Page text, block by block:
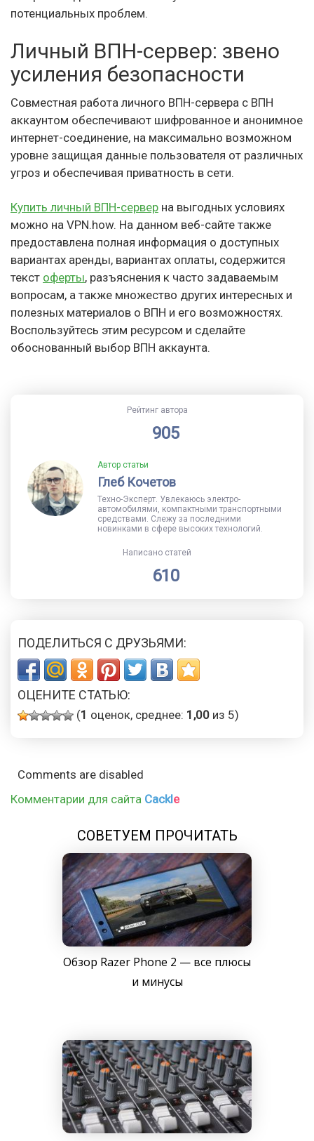
потенциальных проблем.
Личный ВПН-сервер: звено
усиления безопасности
Совместная работа личного ВПН-сервера с ВПН
аккаунтом обеспечивают шифрованное и анонимное
интернет-соединение, на максимально возможном
уровне защищая данные пользователя от различных
угроз и обеспечивая приватность в сети.
Купить личный ВПН-сервер на выгодных условиях
можно на VPN.how. На данном веб-сайте также
предоставлена полная информация о доступных
вариантах аренды, вариантах оплаты, содержится
текст оферты, разъяснения к часто задаваемым
вопросам, а также множество других интересных и
полезных материалов о ВПН и его возможностях.
Воспользуйтесь этим ресурсом и сделайте
обоснованный выбор ВПН аккаунта.
Рейтинг автора
905
Автор статьи
Глеб Кочетов
Техно-Эксперт. Увлекаюсь электро-
автомобилями, компактными транспортными
средствами. Слежу за последними
новинками в сфере высоких технологий.
Написано статей
610
ПОДЕЛИТЬСЯ С ДРУЗЬЯМИ:
ОЦЕНИТЕ СТАТЬЮ:
(1 оценок, среднее: 1,00 из 5)
Comments are disabled
Комментарии для сайта Cackle
СОВЕТУЕМ ПРОЧИТАТЬ
Обзор Razer Phone 2 — все плюсы
и минусы